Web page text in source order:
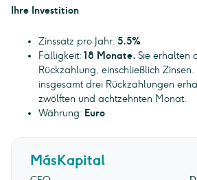
Ihre Investition
Zinssatz pro Jahr: 5.5%
Fälligkeit: 18 Monate. Sie erhalten
Rückzahlung, einschließlich
insgesamt drei Rückzahlungen
zwölften und achtzehnten Monat.
Währung: Euro
MásKapital